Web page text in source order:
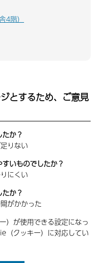
4階）
とするため、ご意見
か？
りない
いものでしたか？
にくい
か？
がかかった
）が使用できる設定になっ
（クッキー）に対応してい